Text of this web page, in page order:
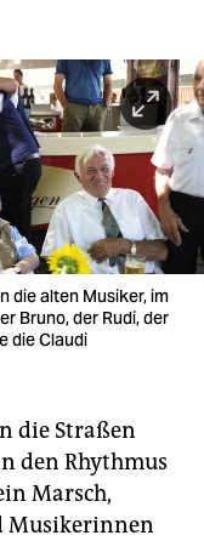
die alten Musiker, im
Bruno, der Rudi, der
die Claudi
die Straßen
den Rhythmus
Marsch,
Musikerinnen